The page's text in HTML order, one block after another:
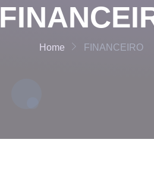
Home FINANCEIRO